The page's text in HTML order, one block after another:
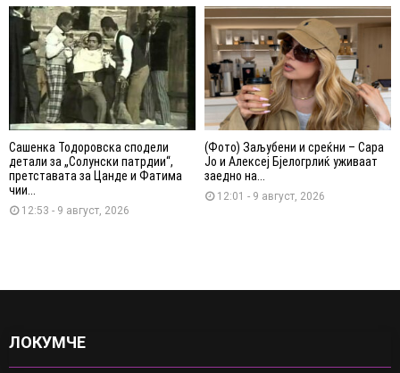
Сашенка Тодоровска сподели
детали за „Солунски патрдии“,
претставата за Цанде и Фатима
чии...
12:53 - 9 август, 2026
(Фото) Заљубени и среќни – Сара
Јо и Алексеј Бјелогрлиќ уживаат
заедно на...
12:01 - 9 август, 2026
ЛОКУМЧЕ